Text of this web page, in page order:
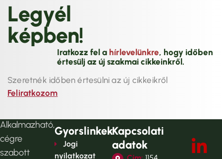
Legyél
képben!
Iratkozz fel a hírlevelünkre, hogy időben
értesülj az új szakmai cikkeinkről.
Szeretnék időben értesülni az új cikkeikről
Feliratkozom
Alkalmazható,
cégre
szabott
Gyorslinkek
Jogi
nyilatkozat
Kapcsolati
adatok